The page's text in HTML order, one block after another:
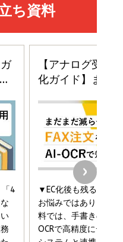
9割
売れ
・シフト): 「信頼」で選ばれ
実 P&G・グリコで学んだ失敗
をもっと見る
06/24号 No.2500増刊
ン[王道エンタメの矜持／
07/08号 No.2502[2026
運命／山田涼介]
１億貯めた株式投資
る ルールのデザイン
をもっと見る
改訂版］――知的生産の「シンプ
家人生で得た知見
：人を動かす七つの原理
沈黙の組織」から「高め合う
をもっと見る